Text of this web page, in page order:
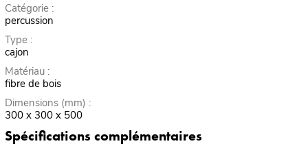
Catégorie :
percussion
Type :
cajon
Matériau :
fibre de bois
Dimensions (mm) :
300 x 300 x 500
Spécifications complémentaires